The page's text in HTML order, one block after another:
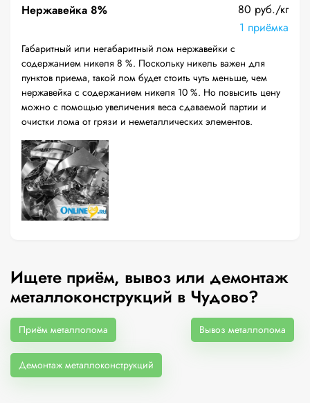
Нержавейка 8%
80 руб./кг
1 приёмка
Габаритный или негабаритный лом нержавейки с
содержанием никеля 8 %. Поскольку никель важен для
пунктов приема, такой лом будет стоить чуть меньше, чем
нержавейка с содержанием никеля 10 %. Но повысить цену
можно с помощью увеличения веса сдаваемой партии и
очистки лома от грязи и неметаллических элементов.
Ищете приём, вывоз или демонтаж
металлоконструкций в Чудово?
Приём металлолома Вывоз металлолома
Демонтаж металлоконструкций